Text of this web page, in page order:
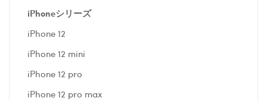
iPhoneシリーズ
iPhone 12
iPhone 12 mini
iPhone 12 pro
iPhone 12 pro max